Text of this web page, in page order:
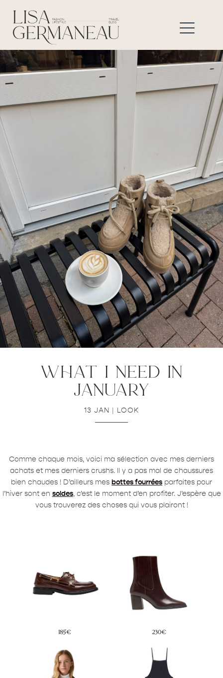
what i need in
january
13 JAN | LOOK
Comme chaque mois, voici ma sélection avec mes derniers
achats et mes derniers crushs. Il y a pas mal de chaussures
bien chaudes ! D’ailleurs mes bottes fourrées parfaites pour
l’hiver sont en soldes, c’est le moment d’en profiter. J’espère que
vous trouverez des choses qui vous plairont !
185€ 230€